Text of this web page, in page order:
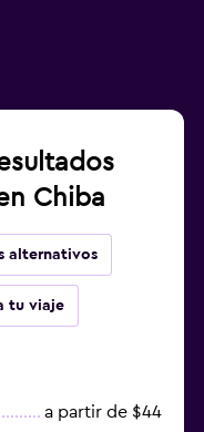
Chiba
alternativos
tu viaje
a partir de $44